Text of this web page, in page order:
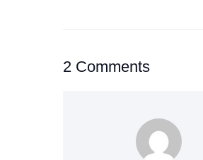
2 Comments